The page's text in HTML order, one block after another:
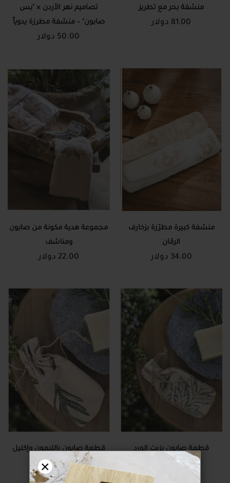
×
منشفة بحر مع تطريز
81.00 دولار
تصاميم نهر الأردن × "بس
صابون" – منشفة مطرزة يدوياً
وصابون طبيعي
50.00 دولار
منشفة كبيرة مطرّزة بزخارف
الرمّان
34.00 دولار
مجموعة هدية مكونة من صابون
ومناشف
22.00 دولار
قطعة صابون بزيت الورد
العطري
قطعة صابون بالليمون وإكليل
الجبل
12.00 دولار